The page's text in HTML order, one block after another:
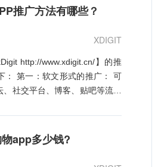
推广方法有哪些？
XDIGIT
http://www.xdigit.cn/】的推
： 第一：软文形式的推广： 可
社交平台、博客、贴吧等流量
的推广渠道。 第二：社交工具
量，手段非常简单粗爆，对有巨
就是自己家的后花园，只要不是
app多少钱?